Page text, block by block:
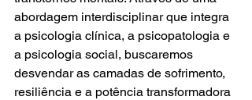
abordagem interdisciplinar que integra
a psicologia clínica, a psicopatologia e
a psicologia social, buscaremos
desvendar as camadas de sofrimento,
resiliência e a potência transformadora